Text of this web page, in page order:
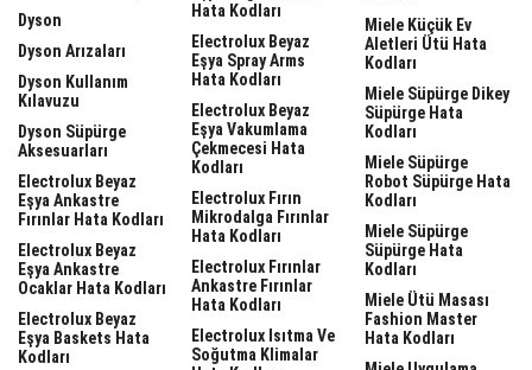
Dyson
Dyson Arızaları
Dyson Kullanım
Kılavuzu
Dyson Süpürge
Aksesuarları
Electrolux Beyaz
Eşya Ankastre
Fırınlar Hata Kodları
Electrolux Beyaz
Eşya Ankastre
Ocaklar Hata Kodları
Electrolux Beyaz
Eşya Baskets Hata
Kodları
Hata Kodları
Electrolux Beyaz
Eşya Spray Arms
Hata Kodları
Electrolux Beyaz
Eşya Vakumlama
Çekmecesi Hata
Kodları
Electrolux Fırın
Mikrodalga Fırınlar
Hata Kodları
Electrolux Fırınlar
Ankastre Fırınlar
Hata Kodları
Electrolux Isıtma Ve
Soğutma Klimalar
Miele Küçük Ev
Aletleri Ütü Hata
Kodları
Miele Süpürge Dikey
Süpürge Hata
Kodları
Miele Süpürge
Robot Süpürge Hata
Kodları
Miele Süpürge
Süpürge Hata
Kodları
Miele Ütü Masası
Fashion Master
Hata Kodları